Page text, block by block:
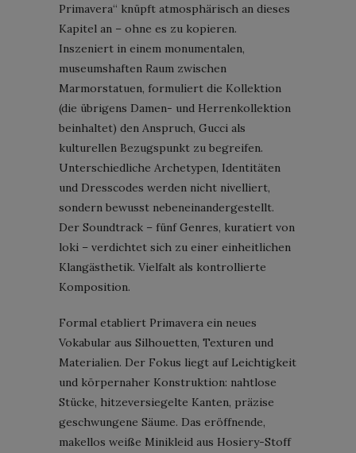
Primavera“ knüpft atmosphärisch an dieses
Kapitel an – ohne es zu kopieren.
Inszeniert in einem monumentalen,
museumshaften Raum zwischen
Marmorstatuen, formuliert die Kollektion
(die übrigens Damen- und Herrenkollektion
beinhaltet) den Anspruch, Gucci als
kulturellen Bezugspunkt zu begreifen.
Unterschiedliche Archetypen, Identitäten
und Dresscodes werden nicht nivelliert,
sondern bewusst nebeneinandergestellt.
Der Soundtrack – fünf Genres, kuratiert von
loki – verdichtet sich zu einer einheitlichen
Klangästhetik. Vielfalt als kontrollierte
Komposition.
Formal etabliert Primavera ein neues
Vokabular aus Silhouetten, Texturen und
Materialien. Der Fokus liegt auf Leichtigkeit
und körpernaher Konstruktion: nahtlose
Stücke, hitzeversiegelte Kanten, präzise
geschwungene Säume. Das eröffnende,
makellos weiße Minikleid aus Hosiery-Stoff